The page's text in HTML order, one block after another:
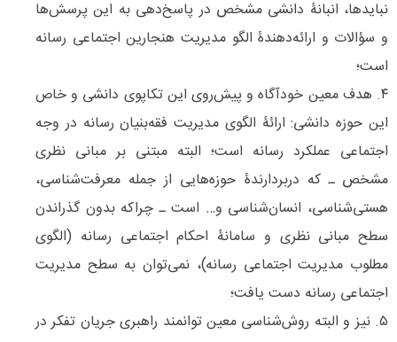
نبایدها، انبانۀ دانشی مشخص در پاسخ‌دهی به این پرسش‌­ها
و سؤالات و ارائه‌دهندۀ الگو مدیریت هنجارین اجتماعی رسانه
است؛
۴. هدف معین خودآگاه و پیش‌­روی این تکاپوی دانشی و خاص
این حوزه دانشی: ارائۀ الگوی مدیریت فقه‌­بنیان رسانه در وجه
اجتماعی عملکرد رسانه است؛ البته مبتنی بر مبانی نظری
مشخص ـ که دربردارندۀ حوزه‌­هایی از جمله معرفت­‌شناسی،
هستی­‌شناسی، انسان­‌شناسی و… است ـ چراکه بدون گذراندن
سطح مبانی نظری و سامانۀ احکام اجتماعی رسانه (الگوی
مطلوب مدیریت اجتماعی رسانه)، نمی­‌توان به سطح مدیریت
اجتماعی رسانه دست یافت؛
۵. نیز و البته روش‌­شناسی معین توانمند راهبری جریان تفکر در